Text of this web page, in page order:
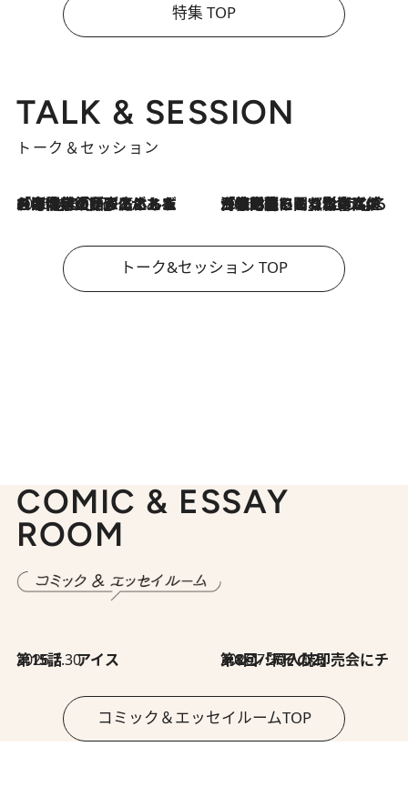
特集 TOP
TALK & SESSION
トーク＆セッション
2026.8.3
「今後値上げがあるとすれば…」「リスクがあるのは今年の冬」エネルギー専門家が語る、ホルムズ海峡封鎖が家庭にもたらす“ある心配” 2026.8.3
「住宅建てられない…」「サーチャージ料の高値が続いている」ホルムズ海峡封鎖による影響はいつまで続く？《エネルギー専門家に聞く“どうなる日本の暮らし”》
トーク&セッション TOP
COMIC & ESSAY
ROOM
2026.7.30
第15話 アイス 2026.7.30
第8回「同人誌即売会にチャレンジ その2」
コミック＆エッセイルームTOP